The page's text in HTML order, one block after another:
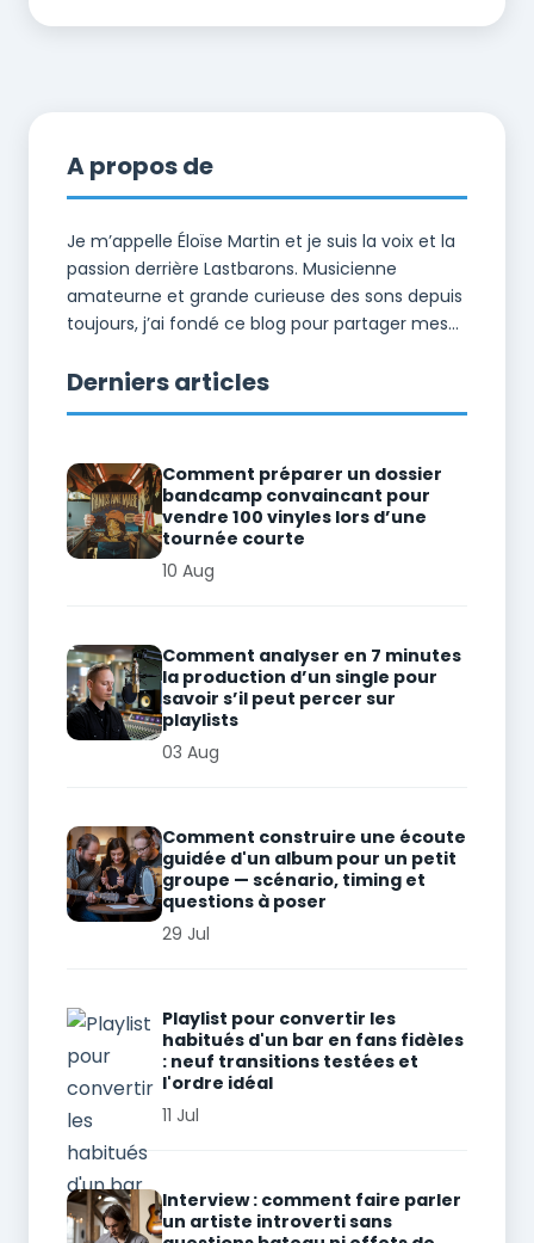
A propos de
Je m’appelle Éloïse Martin et je suis la voix et la
passion derrière Lastbarons. Musicienne
amateurne et grande curieuse des sons depuis
toujours, j’ai fondé ce blog pour partager mes...
Derniers articles
Comment préparer un dossier
bandcamp convaincant pour
vendre 100 vinyles lors d’une
tournée courte
10 Aug
Comment analyser en 7 minutes
la production d’un single pour
savoir s’il peut percer sur
playlists
03 Aug
Comment construire une écoute
guidée d'un album pour un petit
groupe — scénario, timing et
questions à poser
29 Jul
Playlist pour convertir les
habitués d'un bar en fans fidèles
: neuf transitions testées et
l'ordre idéal
11 Jul
Interview : comment faire parler
un artiste introverti sans